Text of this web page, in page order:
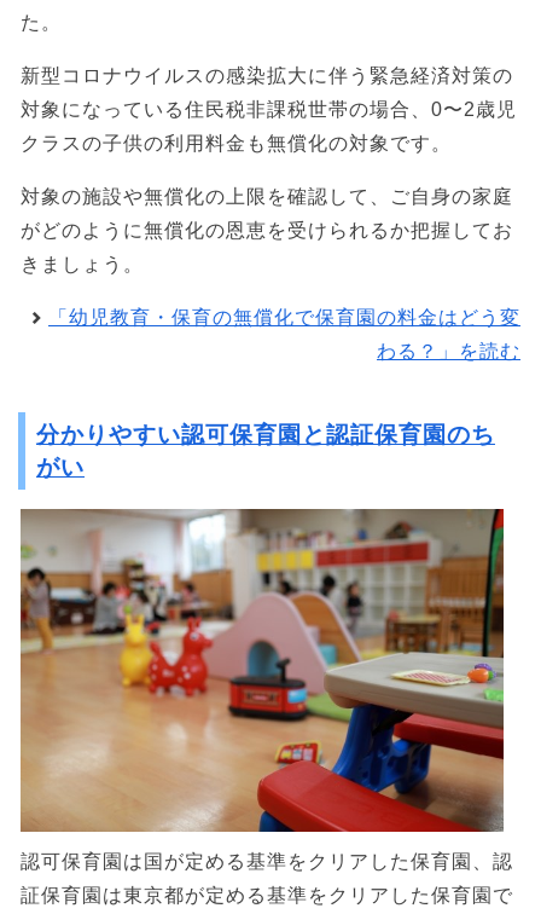
た。
新型コロナウイルスの感染拡大に伴う緊急経済対策の
対象になっている住民税非課税世帯の場合、0〜2歳児
クラスの子供の利用料金も無償化の対象です。
対象の施設や無償化の上限を確認して、ご自身の家庭
がどのように無償化の恩恵を受けられるか把握してお
きましょう。
「幼児教育・保育の無償化で保育園の料金はどう変
わる？」を読む
分かりやすい認可保育園と認証保育園のち
がい
認可保育園は国が定める基準をクリアした保育園、認
証保育園は東京都が定める基準をクリアした保育園で